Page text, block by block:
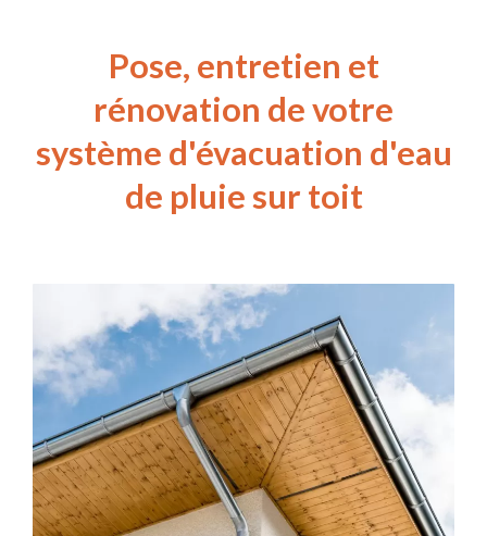
Pose, entretien et
rénovation de votre
système d'évacuation d'eau
de pluie sur toit